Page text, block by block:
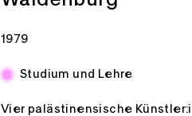
Zeitspannen:
1979
Studium und Lehre
Vier palästinensische